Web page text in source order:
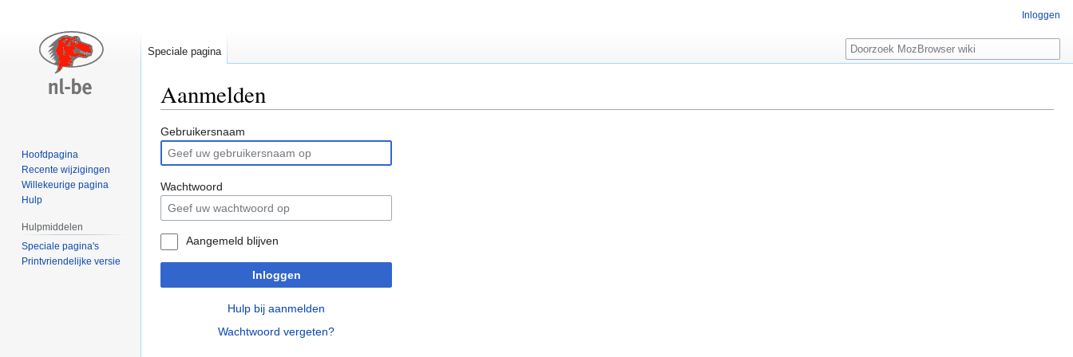
Aanmelden
Naar
navigatie
springen
Naar
zoeken
springen
Gebruikersnaam
Wachtwoord
Aangemeld blijven
Inloggen
Hulp bij aanmelden
Wachtwoord vergeten?
Inloggen
Speciale pagina
Zoeken
Hoofdpagina
Recente wijzigingen
Willekeurige pagina
Hulp
Hulpmiddelen
Speciale pagina's
Printvriendelijke versie